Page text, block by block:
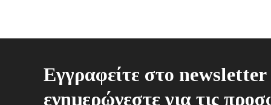
Εγγραφείτε στο newsletter
ενημερώνεστε για τις